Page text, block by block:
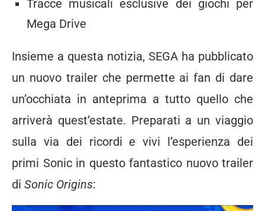
Tracce musicali esclusive dei giochi per
Mega Drive
Insieme a questa notizia, SEGA ha pubblicato
un nuovo trailer che permette ai fan di dare
un’occhiata in anteprima a tutto quello che
arriverà quest’estate. Preparati a un viaggio
sulla via dei ricordi e vivi l’esperienza dei
primi Sonic in questo fantastico nuovo trailer
di Sonic Origins: